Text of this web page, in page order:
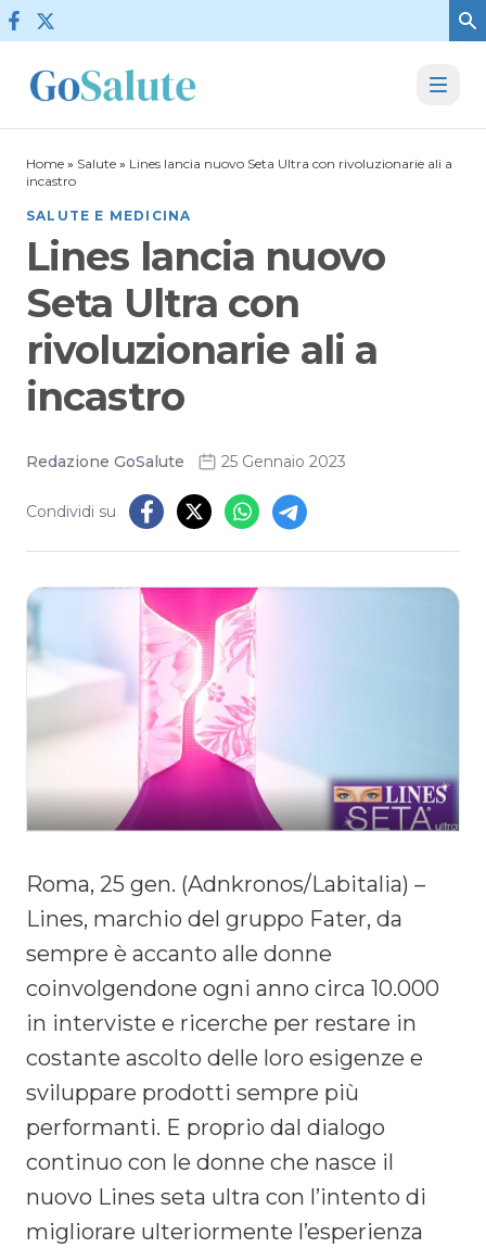
Vai al contenuto
Home » Salute » Lines lancia nuovo Seta Ultra con rivoluzionarie ali a
incastro
SALUTE E MEDICINA
Lines lancia nuovo
Seta Ultra con
rivoluzionarie ali a
incastro
Redazione GoSalute 25 Gennaio 2023
Condividi su
Roma, 25 gen. (Adnkronos/Labitalia) –
Lines, marchio del gruppo Fater, da
sempre è accanto alle donne
coinvolgendone ogni anno circa 10.000
in interviste e ricerche per restare in
costante ascolto delle loro esigenze e
sviluppare prodotti sempre più
performanti. E proprio dal dialogo
continuo con le donne che nasce il
nuovo Lines seta ultra con l’intento di
migliorare ulteriormente l’esperienza